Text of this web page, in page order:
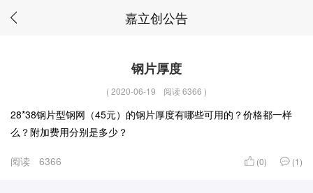
嘉立创公告
钢片厚度
(2020-06-19 阅读 6366 )
28*38钢片型钢网（45元）的钢片厚度有哪些可用的？价格都一样
么？附加费用分别是多少？
阅读 6366 (0) (1)